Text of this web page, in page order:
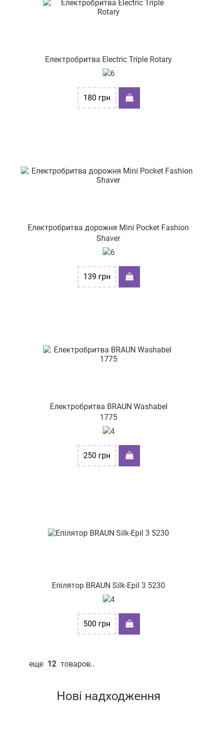
Електробритва Electric Triple Rotary
180 грн
Електробритва дорожня Mini Pocket Fashion
Shaver
139 грн
Електробритва BRAUN Washabel
1775
250 грн
Епілятор BRAUN Silk-Epil 3 5230
500 грн
еще 12 товаров..
Нові надходження